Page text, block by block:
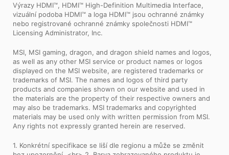
Výrazy HDMI™, HDMI™ High-Definition Multimedia Interface,
vizuální podoba HDMI™ a loga HDMI™ jsou ochranné známky
nebo registrované ochranné známky společnosti HDMI™
Licensing Administrator, Inc.
MSI, MSI gaming, dragon, and dragon shield names and logos,
as well as any other MSI service or product names or logos
displayed on the MSI website, are registered trademarks or
trademarks of MSI. The names and logos of third party
products and companies shown on our website and used in
the materials are the property of their respective owners and
may also be trademarks. MSI trademarks and copyrighted
materials may be used only with written permission from MSI.
Any rights not expressly granted herein are reserved.
1. Konkrétní specifikace se liší dle regionu a může se změnit